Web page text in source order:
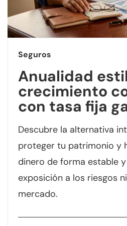
Seguros
Anualidad
crecimiento
con tasa fija
Descubre la alternativa
proteger tu patrimonio y
dinero de forma estable
exposición a los riesgos
mercado.